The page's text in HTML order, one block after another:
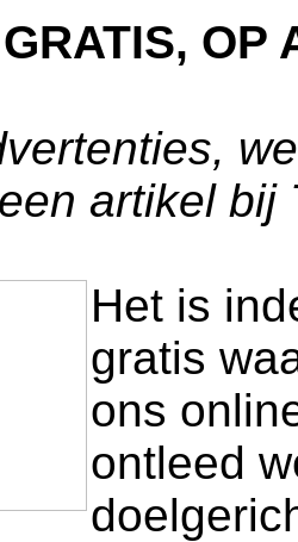
OP
artikel
Het is
gratis
ons
ontleed